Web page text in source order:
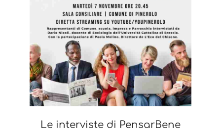
Le interviste di PensarBene